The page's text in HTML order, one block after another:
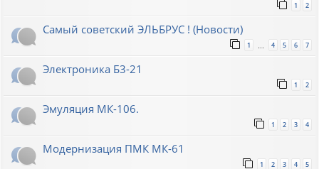
1 2
Самый советский ЭЛЬБРУС ! (Новости)
1 … 4 5 6 7
Электроника Б3-21
1 2
Эмуляция МК-106.
1 2 3 4
Модернизация ПМК МК-61
1 2 3 4 5